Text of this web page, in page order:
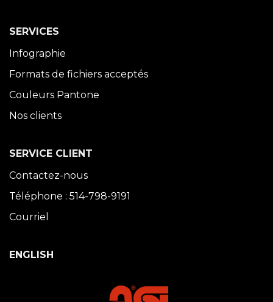
SERVICES
Infographie
Formats de fichiers acceptés
Couleurs Pantone
Nos clients
SERVICE CLIENT
Contactez-nous
Téléphone : 514-798-9191
Courriel
ENGLISH